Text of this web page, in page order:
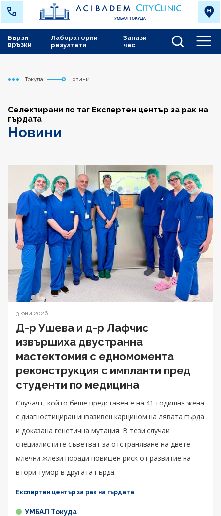
Лабораторни
резултати
Запази
час
Бързи
връзки
Начало
Токуда Новини
Селектирани по таг Експертен център за рак на
гърдата
Новини
3 юни 2026
Д-р Ушева и д-р Лафчис
извършиха двустранна
мастектомия с едномомента
реконструкция с импланти пред
студенти по медицина
Случаят, който беше представен е на 41-годишна жена
с диагностициран инвазивен карцином на лявата гърда
и доказана генетична мутация. В тези случаи
специалистите съветват за отстраняване на двете
млечни жлези поради повишен риск от развитие на
втори тумор в другата гърда.
Експертен център за рак на гърдата
УМБАЛ Токуда